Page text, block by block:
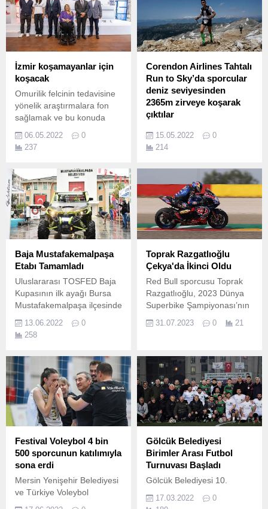
İzmir koşamayanlar için
koşacak
Omurilik felcinin tedavisine
yönelik araştırmalara fon
sağlamak ve bu konuda
Mayıs Pazar günü tüm
dünyada aynı anda
World Run 2022’ye
Türkiye’de yine İzmir ev
sahipliği yapacak.
06.05.2022
0
237
Corendon Airlines Tahtalı
Run to Sky’da sporcular
deniz seviyesinden
2365m zirveye koşarak
çıktılar
ve 2365m yükseklikteki
Tahtalı Dağı’nın zirvesinde
Airlines Tahtalı Run to Sky,
adrenalin dolu anlara sahne
oldu.
15.05.2022
0
214
Baja Mustafakemalpaşa
Etabı Tamamladı
Uluslararası TOSFED Baja
Kupasının ilk ayağı Bursa
Mustafakemalpaşa ilçesinde
start verdi.
13.06.2022
0
258
Toprak Razgatlıoğlu
Çekya'da İkinci Oldu
Red Bull sporcusu Toprak
Razgatlıoğlu, 2023 Dünya
Superbike Şampiyonası’nın
olan Çekya hafta sonunda
31.07.2023 0 21
Festival Voleybol 4 bin
500 sporcunun katılımıyla
sona erdi
Mersin Yenişehir Belediyesi
ve Türkiye Voleybol
Gölcük Belediyesi
Birimler Arası Futbol
Turnuvası Başladı
Gölcük Belediyesi 10.
17.03.2022
0